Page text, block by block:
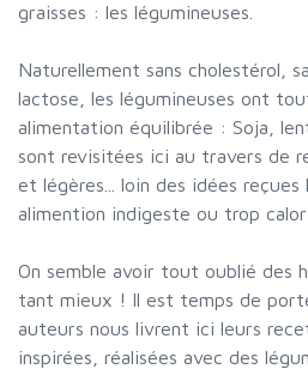
graisses : les légumineuses.
Naturellement sans cholestérol,
lactose, les légumineuses ont
alimentation équilibrée : Soja,
sont revisitées ici au travers de
et légères... loin des idées reçues
alimention indigeste ou trop
On semble avoir tout oublié des
tant mieux ! Il est temps de
auteurs nous livrent ici leurs
inspirées, réalisées avec des